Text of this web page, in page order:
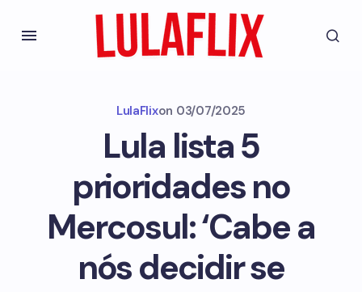
LulaFlixon 03/07/2025
Lula lista 5
prioridades no
Mercosul: ‘Cabe a
nós decidir se